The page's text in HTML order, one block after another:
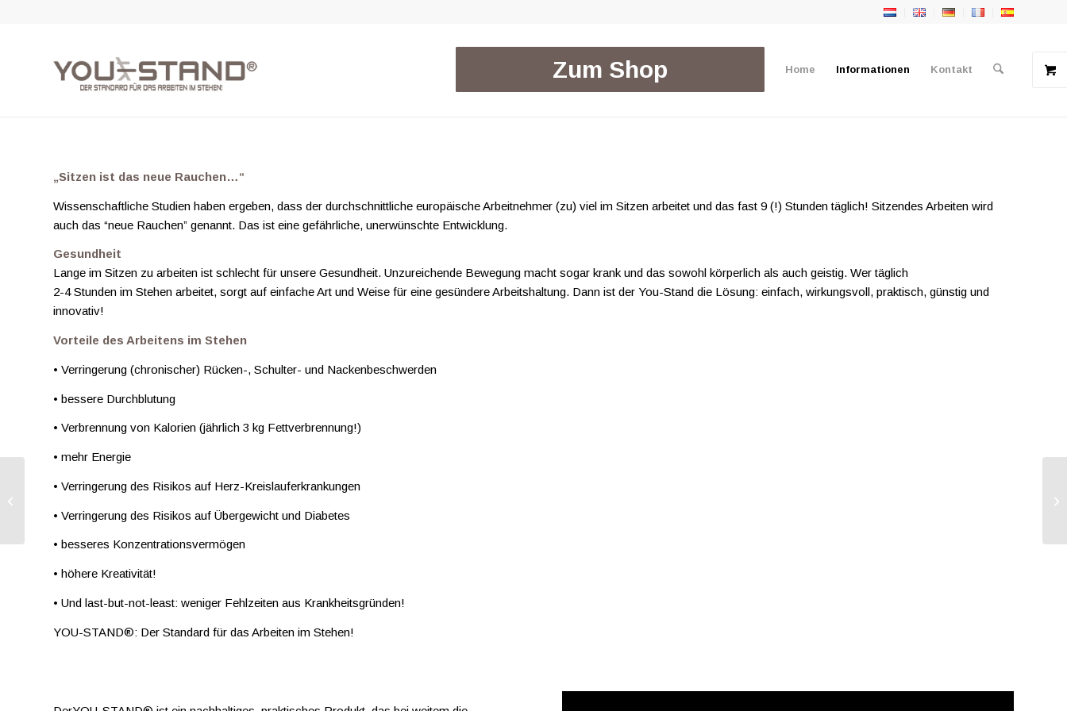
Zum Shop Home Informationen Kontakt
„Sitzen ist das neue Rauchen…“
Wissenschaftliche Studien haben ergeben, dass der durchschnittliche europäische Arbeitnehmer (zu) viel im Sitzen arbeitet und das fast 9 (!) Stunden täglich! Sitzendes Arbeiten wird
auch das “neue Rauchen” genannt. Das ist eine gefährliche, unerwünschte Entwicklung.
Gesundheit
Lange im Sitzen zu arbeiten ist schlecht für unsere Gesundheit. Unzureichende Bewegung macht sogar krank und das sowohl körperlich als auch geistig. Wer täglich
2-4 Stunden im Stehen arbeitet, sorgt auf einfache Art und Weise für eine gesündere Arbeitshaltung. Dann ist der You-Stand die Lösung: einfach, wirkungsvoll, praktisch, günstig und
innovativ!
Vorteile des Arbeitens im Stehen
• Verringerung (chronischer) Rücken-, Schulter- und Nackenbeschwerden
• bessere Durchblutung
• Verbrennung von Kalorien (jährlich 3 kg Fettverbrennung!)
• mehr Energie
• Verringerung des Risikos auf Herz-Kreislauferkrankungen
• Verringerung des Risikos auf Übergewicht und Diabetes
• besseres Konzentrationsvermögen
• höhere Kreativität!
• Und last-but-not-least: weniger Fehlzeiten aus Krankheitsgründen!
YOU-STAND®: Der Standard für das Arbeiten im Stehen!
Über Uns &
Kundenrezensionen